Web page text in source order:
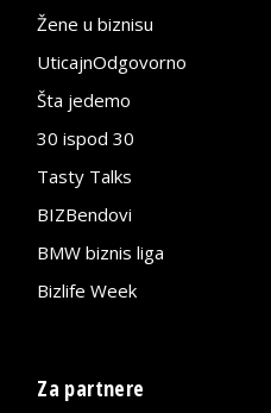
Žene u biznisu
UticajnOdgovorno
Šta jedemo
30 ispod 30
Tasty Talks
BIZBendovi
BMW biznis liga
Bizlife Week
Za partnere